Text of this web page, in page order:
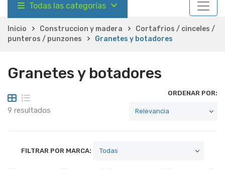
Todas las categorías
Inicio Construccion y madera
Cortafrios / cinceles /
punteros / punzones
Granetes y botadores
Granetes y botadores
9 resultados
ORDENAR POR:
FILTRAR POR MARCA: